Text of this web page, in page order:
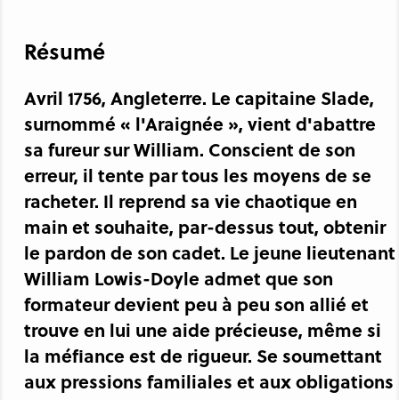
Résumé
Avril 1756, Angleterre. Le capitaine Slade,
surnommé « l'Araignée », vient d'abattre
sa fureur sur William. Conscient de son
erreur, il tente par tous les moyens de se
racheter. Il reprend sa vie chaotique en
main et souhaite, par-dessus tout, obtenir
le pardon de son cadet. Le jeune lieutenant
William Lowis-Doyle admet que son
formateur devient peu à peu son allié et
trouve en lui une aide précieuse, même si
la méfiance est de rigueur. Se soumettant
aux pressions familiales et aux obligations